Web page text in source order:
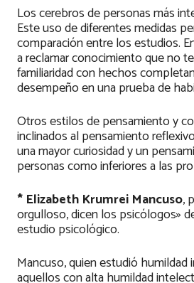
Los cerebros de personas más
Este uso de diferentes medidas
comparación entre los estudios.
a reclamar conocimiento que no
familiaridad con hechos
desempeño en una prueba de
Otros estilos de pensamiento y
inclinados al pensamiento
una mayor curiosidad y un
personas como inferiores a las
* Elizabeth Krumrei Mancuso,
orgulloso, dicen los psicólogos»
estudio psicológico.
Mancuso, quien estudió
aquellos con alta humildad